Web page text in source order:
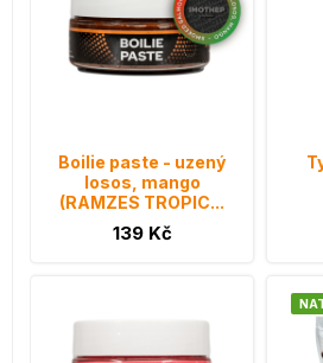
Boilie paste - uzený
losos, mango
(RAMZES TROPIC...
139 Kč